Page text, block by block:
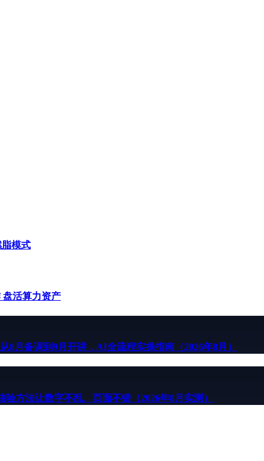
模式
盘活算力资产
8月备课到9月开讲，AI全流程实操指南（2026年8月）
方法让数字不乱、页面不错（2026年8月实测）